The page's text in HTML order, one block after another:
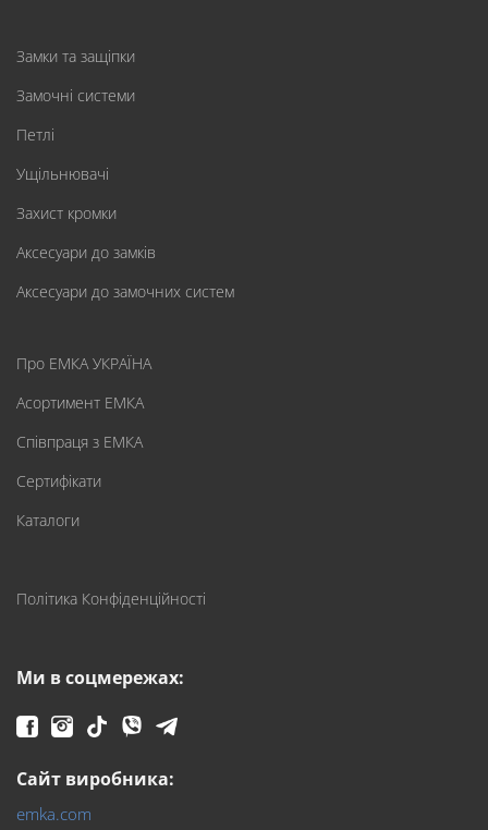
Замки та защіпки
Замочні системи
Петлі
Ущільнювачі
Захист кромки
Аксесуари до замків
Аксесуари до замочних систем
Про ЕМКА УКРАЇНА
Асортимент ЕМКА
Співпраця з ЕМКА
Сертифікати
Каталоги
Політика Конфіденційності
Ми в соцмережах:
Сайт виробника:
emka.com